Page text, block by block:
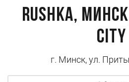
Rushka,
City
г. Минск, ул.